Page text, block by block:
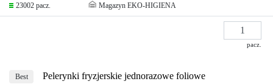
23002 pacz. Magazyn EKO-HIGIENA
pacz.
Best
Pelerynki fryzjerskie jednorazowe foliowe